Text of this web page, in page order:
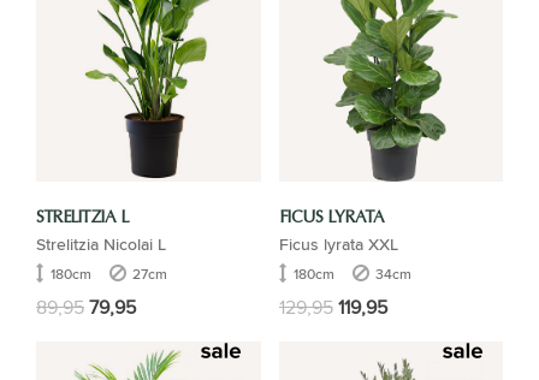
STRELITZIA L
Strelitzia Nicolai L
180cm 27cm
89,9579,95
FICUS LYRATA
Ficus lyrata XXL
180cm 34cm
129,95119,95